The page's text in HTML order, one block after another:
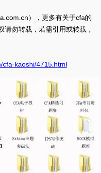
），更多有关于cfa的
勿转载，若需引用或转载，
cfa-kaoshi/4715.html